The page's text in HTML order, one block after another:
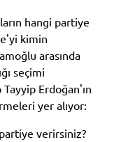
hangi partiye
kimin
arasında
seçimi
Erdoğan'ın
yer alıyor:
verirsiniz?